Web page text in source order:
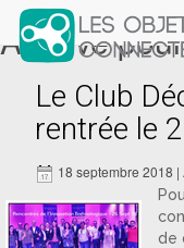
Archive
Le Club
rentrée le
18 septembre 2018 |
de